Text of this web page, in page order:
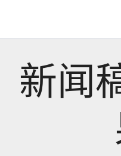
新闻